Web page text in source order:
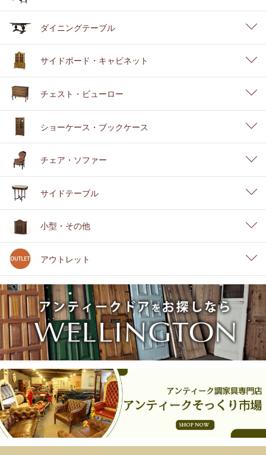
ダイニングテーブル
サイドボード・キャビネット
チェスト・ビューロー
ショーケース・ブックケース
チェア・ソファー
サイドテーブル
小型・その他
アウトレット